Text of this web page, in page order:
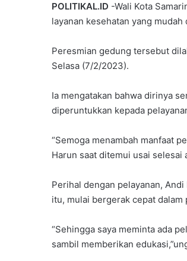
POLITIKAL.ID -Wali Kota
layanan kesehatan yang
Peresmian gedung tersebut
Selasa (7/2/2023).
Ia mengatakan bahwa dirinya
diperuntukkan kepada
“Semoga menambah manfaat
Harun saat ditemui usai selesai
Perihal dengan pelayanan,
itu, mulai bergerak cepat dalam
“Sehingga saya meminta ada
sambil memberikan